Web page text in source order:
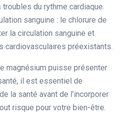
du rythme cardiaque.
sanguine : le chlorure de
la circulation sanguine et
cardiovasculaires préexistants.
magnésium puisse présenter
il est essentiel de
la santé avant de l’incorporer
risque pour votre bien-être.